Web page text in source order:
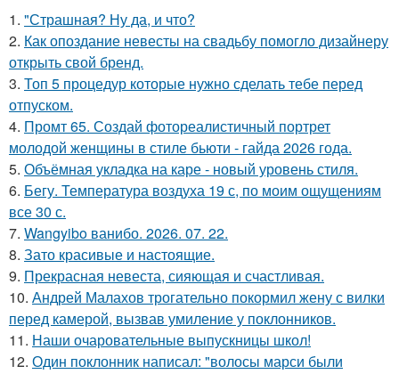
1. "Страшная? Ну да, и что?
2. Как опоздание невесты на свадьбу помогло дизайнеру
открыть свой бренд.
3. Топ 5 процедур которые нужно сделать тебе перед
отпуском.
4. Промт 65. Создай фотореалистичный портрет
молодой женщины в стиле бьюти - гайда 2026 года.
5. Объёмная укладка на каре - новый уровень стиля.
6. Бегу. Температура воздуха 19 с, по моим ощущениям
все 30 с.
7. Wangyibo ванибо. 2026. 07. 22.
8. Зато красивые и настоящие.
9. Прекрасная невеста, сияющая и счастливая.
10. Андрей Малахов трогательно покормил жену с вилки
перед камерой, вызвав умиление у поклонников.
11. Наши очаровательные выпускницы школ!
12. Один поклонник написал: "волосы марси были